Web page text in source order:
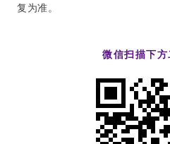
复为准。
微信扫描下方